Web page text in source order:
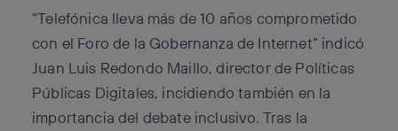
“Telefónica lleva más de 10 años comprometido
con el Foro de la Gobernanza de Internet” indicó
Juan Luis Redondo Maillo, director de Políticas
Públicas Digitales, incidiendo también en la
importancia del debate inclusivo. Tras la